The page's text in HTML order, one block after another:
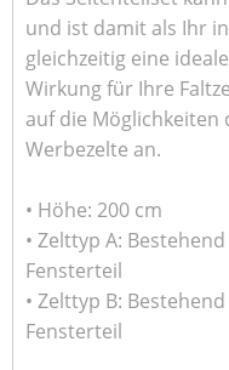
und ist damit als Ihr
gleichzeitig eine
Wirkung für Ihre
auf die Möglichkeiten
Werbezelte an.
• Höhe: 200 cm
• Zelttyp A:
Fensterteil
• Zelttyp B:
Fensterteil